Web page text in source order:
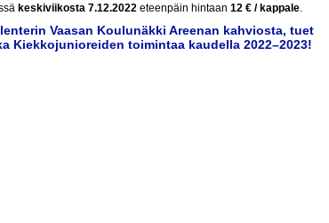
keskiviikosta 7.12.2022 eteenpäin hintaan 12 € / kappale.
Vaasan Koulunäkki Areenan kahviosta, tuet
Kiekkojunioreiden toimintaa kaudella 2022–2023!